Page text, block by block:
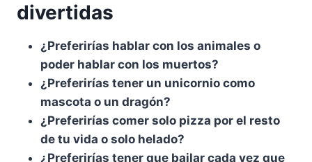
divertidas
¿Preferirías hablar con los animales o
poder hablar con los muertos?
¿Preferirías tener un unicornio como
mascota o un dragón?
¿Preferirías comer solo pizza por el resto
de tu vida o solo helado?
¿Preferirías tener que bailar cada vez que